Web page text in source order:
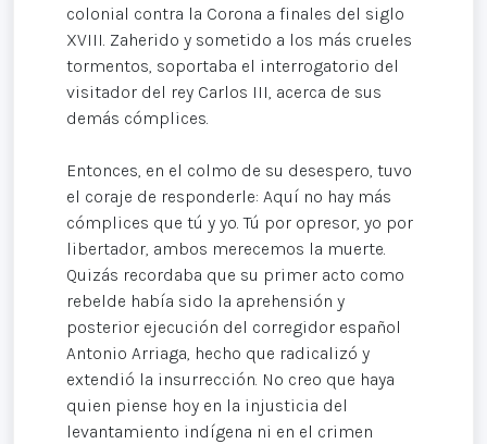
colonial contra la Corona a finales del siglo
XVIII. Zaherido y sometido a los más crueles
tormentos, soportaba el interrogatorio del
visitador del rey Carlos III, acerca de sus
demás cómplices.
Entonces, en el colmo de su desespero, tuvo
el coraje de responderle: Aquí no hay más
cómplices que tú y yo. Tú por opresor, yo por
libertador, ambos merecemos la muerte.
Quizás recordaba que su primer acto como
rebelde había sido la aprehensión y
posterior ejecución del corregidor español
Antonio Arriaga, hecho que radicalizó y
extendió la insurrección. No creo que haya
quien piense hoy en la injusticia del
levantamiento indígena ni en el crimen